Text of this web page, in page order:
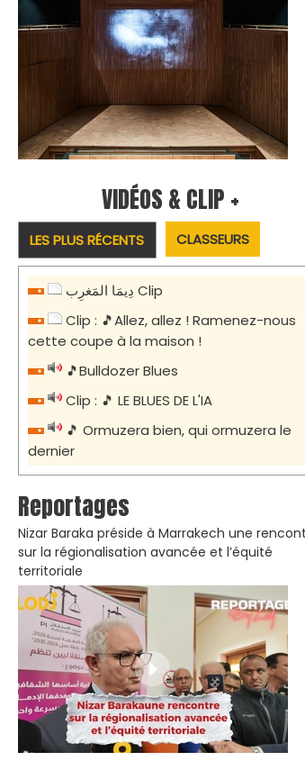
VIDÉOS & CLIP +
LES PLUS RÉCENTS CLASSEURS
دِيمَا المَغرِب Clip
Clip : 🎵Allez, allez ! Ramenez-nous
cette coupe à la maison !
🎵Bulldozer Blues
Clip : 🎵 LE BLUES DE L'IA
🎵 Ormuzera bien, qui ormuzera le
dernier
Reportages
Nizar Baraka préside à Marrakech une
sur la régionalisation avancée et l’équité
territoriale